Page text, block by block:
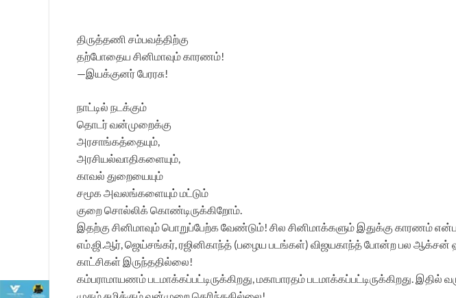
திருத்தணி சம்பவத்திற்கு
தற்போதைய சினிமாவும் காரணம்!
—இயக்குனர் பேரரசு!
நாட்டில் நடக்கும்
தொடர் வன்முறைக்கு
அரசாங்கத்தையும்,
அரசியல்வாதிகளையும்,
காவல் துறையையும்
சமூக அவலங்களையும் மட்டும்
குறை சொல்லிக் கொண்டிருக்கிறோம்.
இதற்கு சினிமாவும் பொறுப்பேற்க வேண்டும்! சில சினிமாக்களும் இதுக்கு
எம்.ஜி.ஆர், ஜெய்சங்கர், ரஜினிகாந்த் (பழைய படங்கள்) விஜயகாந்த் போன்ற பல
காட்சிகள் இருந்ததில்லை!
கம்பராமாயணம் படமாக்கப்பட்டிருக்கிறது, மகாபாரதம் படமாக்கப்பட்டிருக்கிறது.